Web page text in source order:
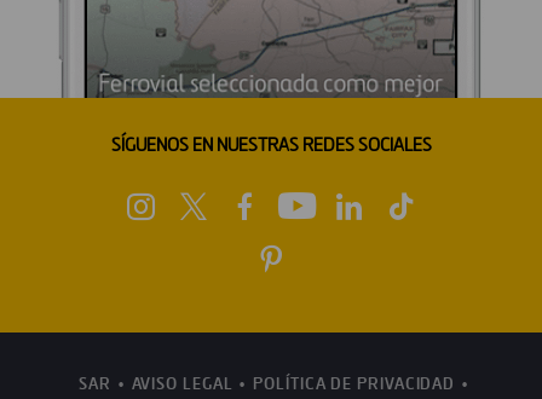
SÍGUENOS EN NUESTRAS REDES SOCIALES
SAR AVISO LEGAL POLÍTICA DE PRIVACIDAD